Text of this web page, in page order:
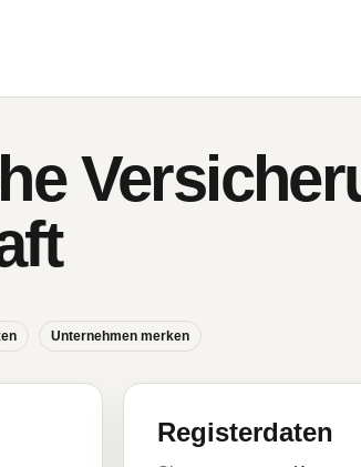
Unternehmen merken
Registerdaten